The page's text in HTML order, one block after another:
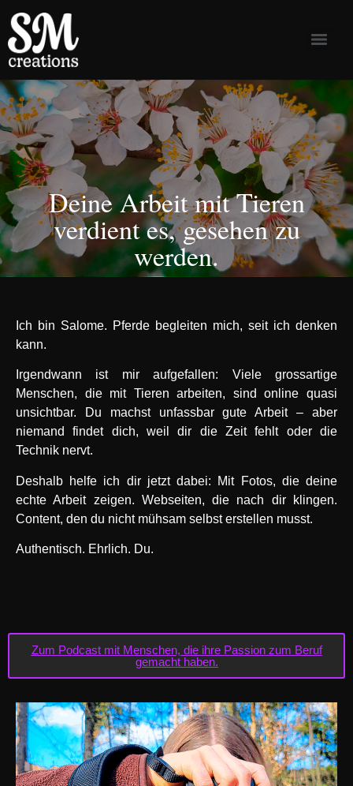
Deine Arbeit mit Tieren
verdient es, gesehen zu
werden.
Ich bin Salome. Pferde begleiten mich, seit ich denken
kann.
Irgendwann ist mir aufgefallen: Viele grossartige
Menschen, die mit Tieren arbeiten, sind online quasi
unsichtbar. Du machst unfassbar gute Arbeit – aber
niemand findet dich, weil dir die Zeit fehlt oder die
Technik nervt.
Deshalb helfe ich dir jetzt dabei: Mit Fotos, die deine
echte Arbeit zeigen. Webseiten, die nach dir klingen.
Content, den du nicht mühsam selbst erstellen musst.
Authentisch. Ehrlich. Du.
Zum Podcast mit Menschen, die ihre Passion zum Beruf
gemacht haben.